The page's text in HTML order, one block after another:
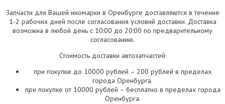
Запчасти для Вашей иномарки в Оренбурге доставляются в течение
1-2 рабочих дней после согласования условий доставки. Доставка
возможна в любой день с 10:00 до 20:00 по предварительному
согласованию.
Стоимость доставки автозапчастей:
при покупке до 10000 рублей – 200 рублей в пределах
города Оренбурга.
при покупке от 10000 рублей – бесплатно в пределах города
Оренбурга.